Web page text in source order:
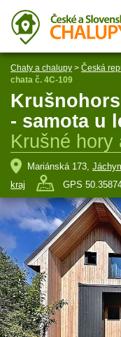
Chaty a chalupy > Česká
chata č. 4C-109
- samota u
Krušné hory
Mariánská 173,
kraj
GPS